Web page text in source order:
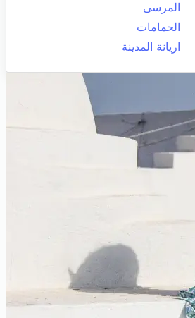
المرسى
الحمامات
اريانة المدينة